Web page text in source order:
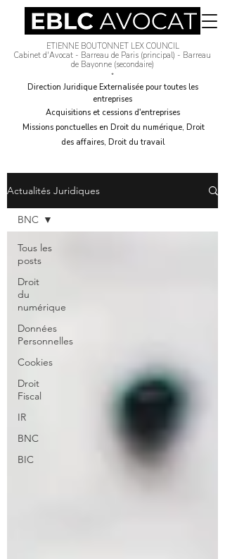
EBLC AVOCAT
ETIENNE BOUTONNET LEX COUNCIL
Cabinet d'Avocat - Barreau de Paris (principal) - Barreau
de Bayonne (secondaire)
*​
Direction Juridique Externalisée pour toutes les
entreprises
Acquisitions et cessions d'entreprises
Missions ponctuelles en Droit du numérique, Droit
des affaires, Droit du travail
Actualités Juridiques
Tous les
posts
Droit
du
numérique
Données
Personnelles
Cookies
Droit
Fiscal
IR
BNC
BIC
BNC